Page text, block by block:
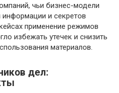
чьи бизнес-модели
информации и секретов
применение режимов
избежать утечек и снизить
материалов.
дел: